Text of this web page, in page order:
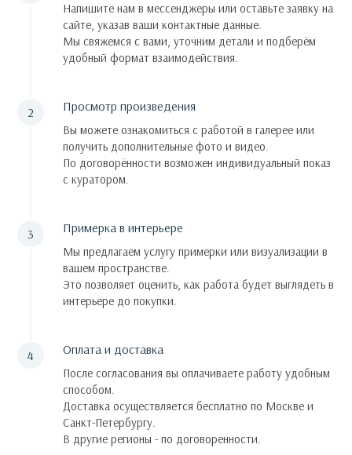
Напишите нам в мессенджеры или оставьте заявку на
сайте, указав ваши контактные данные.
Мы свяжемся с вами, уточним детали и подберём
удобный формат взаимодействия.
Просмотр произведения
Вы можете ознакомиться с работой в галерее или
получить дополнительные фото и видео.
По договорённости возможен индивидуальный показ
с куратором.
Примерка в интерьере
Мы предлагаем услугу примерки или визуализации в
вашем пространстве.
Это позволяет оценить, как работа будет выглядеть в
интерьере до покупки.
Оплата и доставка
После согласования вы оплачиваете работу удобным
способом.
Доставка осуществляется бесплатно по Москве и
Санкт-Петербургу.
В другие регионы - по договоренности.